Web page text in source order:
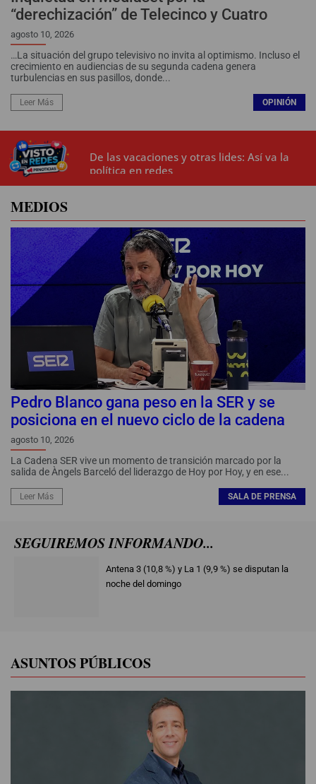
Alicante (88,9 %) supera a Valencia (75,2 %) en
previsión de ocupación hotelera
35 DÍAS PARA PENSAR, REFLEXIONAR... PREPARAR Y
RECORDAR
“derechización” de Telecinco y Cuatro
agosto 10, 2026
…La situación del grupo televisivo no invita al optimismo. Incluso el
crecimiento en audiencias de su segunda cadena genera
turbulencias en sus pasillos, donde...
Leer Más OPINIÓN
De las vacaciones y otras lides: Así va la
política en redes
Las espantadas de Sánchez
Nacho Abad y sus lazos con Marruecos
La crisis migratoria, Marruecos y Sánchez
De las vacaciones y otras lides: Así va la
política en redes
Ropa para socialistas
Las espantadas de Sánchez
Nacho Abad y sus lazos con Marruecos
La crisis migratoria, Marruecos y Sánchez
MEDIOS
Pedro Blanco gana peso en la SER y se
posiciona en el nuevo ciclo de la cadena
agosto 10, 2026
La Cadena SER vive un momento de transición marcado por la
salida de Àngels Barceló del liderazgo de Hoy por Hoy, y en ese...
Leer Más SALA DE PRENSA
SEGUIREMOS INFORMANDO...
Antena 3 (10,8 %) y La 1 (9,9 %) se disputan la
noche del domingo
ASUNTOS PÚBLICOS